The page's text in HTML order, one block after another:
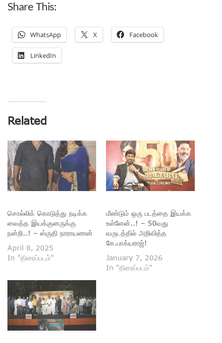
Share This:
WhatsApp X Facebook
LinkedIn
Related
சொல்லிக் கொடுத்து நடிக்க
வைத்த இயக்குனருக்கு
நன்றி..! – ஸ்ருதி நாராயணன்
April 8, 2025
In "திரைப்படம்"
மீண்டும் ஒரு படத்தை இயக்க
உள்ளேன்..! – 50வது
வருடத்தில் அறிவித்த
கே.பாக்யராஜ்!
January 7, 2026
In "திரைப்படம்"